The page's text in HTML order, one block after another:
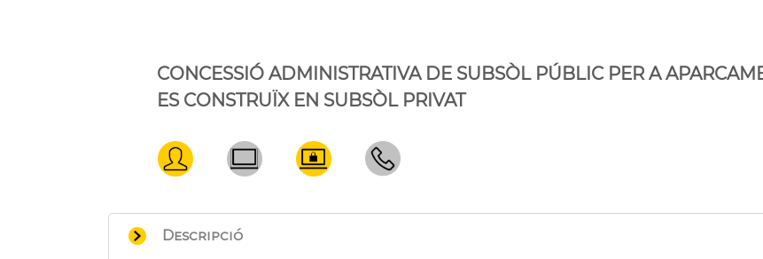
CONCESSIÓ ADMINISTRATIVA DE SUBSÒL PÚBLIC PER A
ES CONSTRUÏX EN SUBSÒL PRIVAT
Descripció